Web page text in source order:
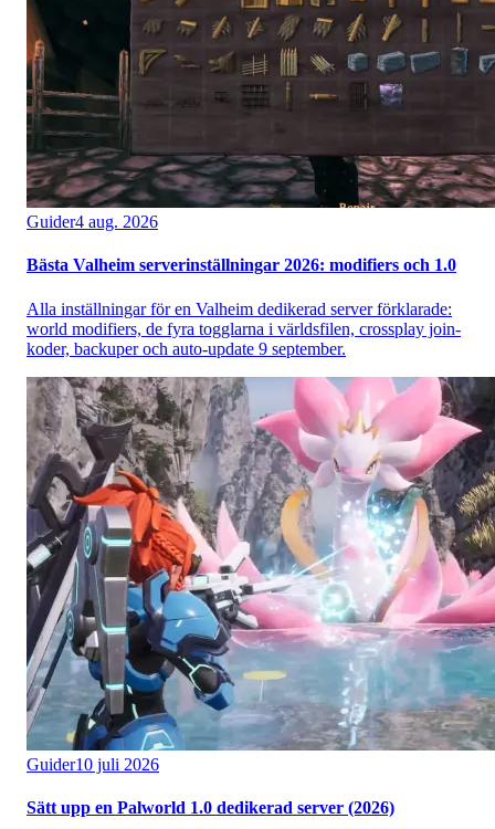
Guider4 aug. 2026
Bästa Valheim serverinställningar 2026: modifiers och 1.0
Alla inställningar för en Valheim dedikerad server förklarade:
world modifiers, de fyra togglarna i världsfilen, crossplay join-
koder, backuper och auto-update 9 september.
Guider10 juli 2026
Sätt upp en Palworld 1.0 dedikerad server (2026)